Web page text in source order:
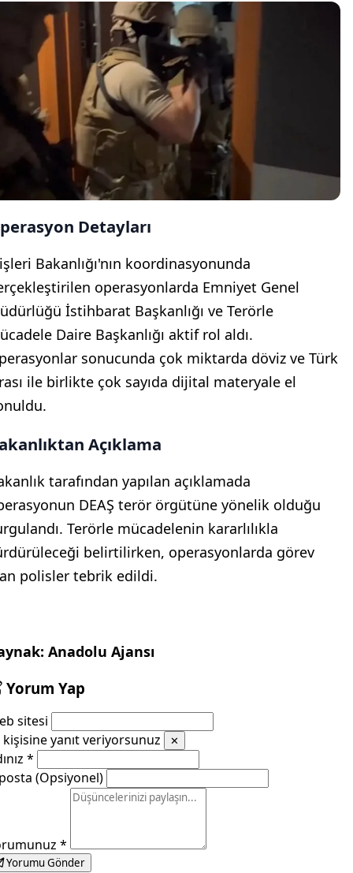
Detayları
Bakanlığı'nın koordinasyonunda
operasyonlarda Emniyet Genel
İstihbarat Başkanlığı ve Terörle
Daire Başkanlığı aktif rol aldı.
sonucunda çok miktarda döviz ve Türk
ile birlikte çok sayıda dijital materyale el
Açıklama
tarafından yapılan açıklamada
DEAŞ terör örgütüne yönelik olduğu
Terörle mücadelenin kararlılıkla
belirtilirken, operasyonlarda görev
polisler tebrik edildi.
Anadolu Ajansı
Yorum Yap
sitesi
kişisine yanıt veriyorsunuz
✕
*
(Opsiyonel)
*
Yorumu Gönder